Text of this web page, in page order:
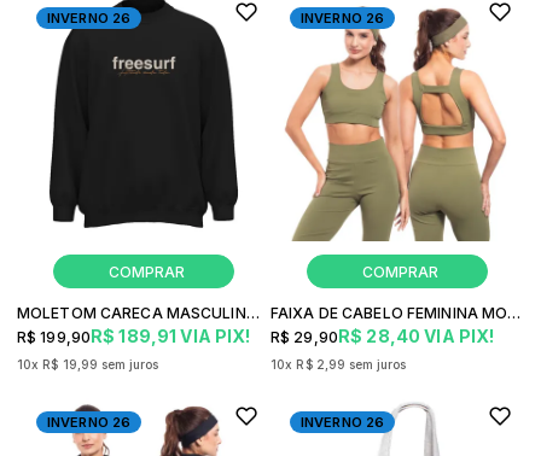
INVERNO 26
MOLETOM CARECA MASCULINO FREESURF VERSION BORDADO
R$ 189,91 VIA PIX!
R$ 199,90
10x R$ 19,99 sem juros
INVERNO 26
FAIXA DE CABELO FEMININA MOVING FREESURF FUSION FITNESS
R$ 28,40 VIA PIX!
R$ 29,90
10x R$ 2,99 sem juros
INVERNO 26 INVERNO 26